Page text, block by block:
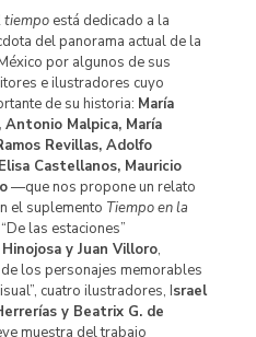
tiempo está dedicado a la
del panorama actual de la
por algunos de sus
e ilustradores cuyo
de su historia: María
Antonio Malpica, María
Revillas, Adolfo
Castellanos, Mauricio
—que nos propone un relato
el suplemento Tiempo en la
las estaciones”
y Juan Villoro,
los personajes memorables
cuatro ilustradores, Israel
y Beatrix G. de
muestra del trabajo